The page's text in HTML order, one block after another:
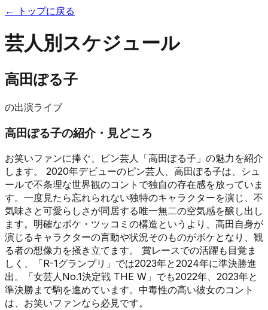
← トップに戻る
芸人別スケジュール
高田ぽる子
の出演ライブ
高田ぽる子の紹介・見どころ
お笑いファンに捧ぐ、ピン芸人「高田ぽる子」の魅力を紹介
します。 2020年デビューのピン芸人、高田ぽる子は、シュ
ールで不条理な世界観のコントで独自の存在感を放っていま
す。一度見たら忘れられない独特のキャラクターを演じ、不
気味さと可愛らしさが同居する唯一無二の空気感を醸し出し
ます。明確なボケ・ツッコミの構造というより、高田自身が
演じるキャラクターの言動や状況そのものがボケとなり、観
る者の想像力を掻き立てます。 賞レースでの活躍も目覚ま
しく、「R-1グランプリ」では2023年と2024年に準決勝進
出。「女芸人No.1決定戦 THE W」でも2022年、2023年と
準決勝まで駒を進めています。中毒性の高い彼女のコント
は、お笑いファンなら必見です。